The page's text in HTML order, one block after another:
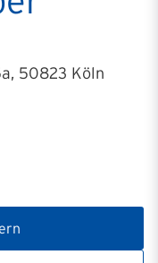
50823 Köln